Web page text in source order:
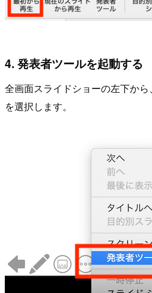
4. 発表者ツールを起動する
全画面スライドショーの左下から
を選択します。